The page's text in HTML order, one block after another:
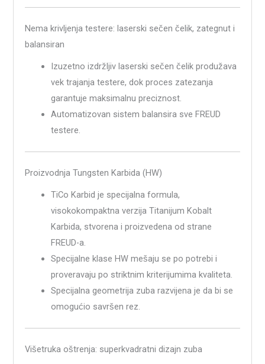
Nema krivljenja testere: laserski sečen čelik, zategnut i
balansiran
Izuzetno izdržljiv laserski sečen čelik produžava
vek trajanja testere, dok proces zatezanja
garantuje maksimalnu preciznost.
Automatizovan sistem balansira sve FREUD
testere.
Proizvodnja Tungsten Karbida (HW)
TiCo Karbid je specijalna formula,
visokokompaktna verzija Titanijum Kobalt
Karbida, stvorena i proizvedena od strane
FREUD-a.
Specijalne klase HW mešaju se po potrebi i
proveravaju po striktnim kriterijumima kvaliteta.
Specijalna geometrija zuba razvijena je da bi se
omogućio savršen rez.
Višetruka oštrenja: superkvadratni dizajn zuba